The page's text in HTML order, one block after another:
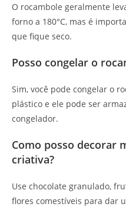
O rocambole geralmente
forno a 180°C, mas é
que fique seco.
Posso congelar o
Sim, você pode congelar o
plástico e ele pode ser
congelador.
Como posso decorar
criativa?
Use chocolate granulado,
flores comestíveis para dar